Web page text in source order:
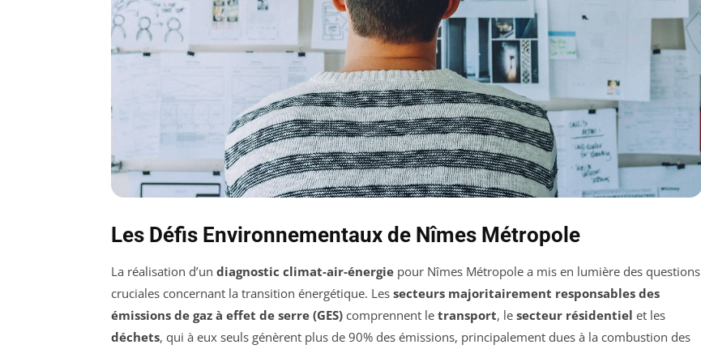
Les Défis Environnementaux de Nîmes Métropole
La réalisation d’un diagnostic climat-air-énergie pour Nîmes Métropole a mis en lumière des questions
cruciales concernant la transition énergétique. Les secteurs majoritairement responsables des
émissions de gaz à effet de serre (GES) comprennent le transport, le secteur résidentiel et les
déchets, qui à eux seuls génèrent plus de 90% des émissions, principalement dues à la combustion des